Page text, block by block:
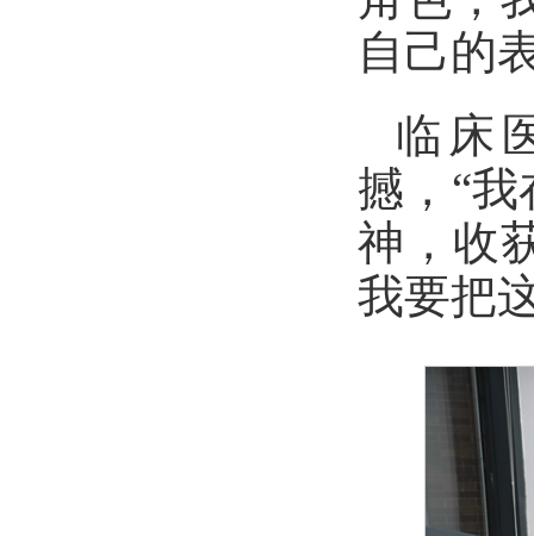
自己的
临床
撼，“
神，收
我要把